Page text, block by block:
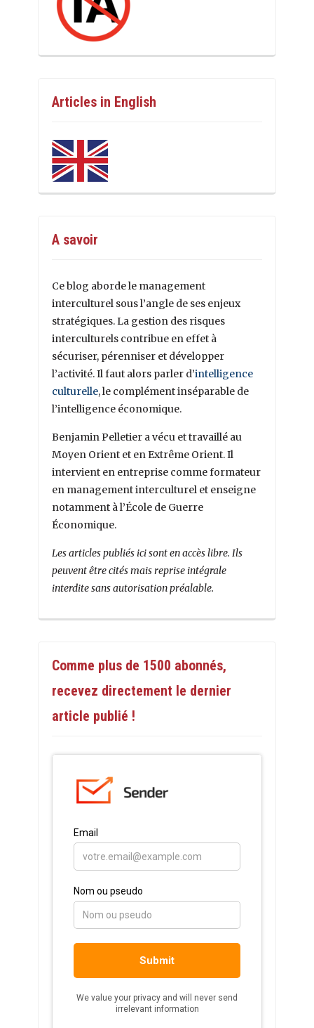
Articles in English
A savoir
Ce blog aborde le management
interculturel sous l’angle de ses enjeux
stratégiques. La gestion des risques
interculturels contribue en effet à
sécuriser, pérenniser et développer
l’activité. Il faut alors parler d’intelligence
culturelle, le complément inséparable de
l’intelligence économique.
Benjamin Pelletier a vécu et travaillé au
Moyen Orient et en Extrême Orient. Il
intervient en entreprise comme formateur
en management interculturel et enseigne
notamment à l’École de Guerre
Économique.
Les articles publiés ici sont en accès libre. Ils
peuvent être cités mais reprise intégrale
interdite sans autorisation préalable.
Comme plus de 1500 abonnés,
recevez directement le dernier
article publié !